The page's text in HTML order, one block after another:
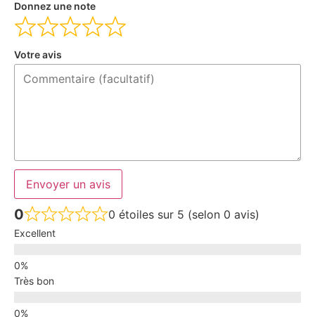
Donnez une note
Votre avis
Envoyer un avis
0 0 étoiles sur 5 (selon 0 avis)
Excellent
Très bon